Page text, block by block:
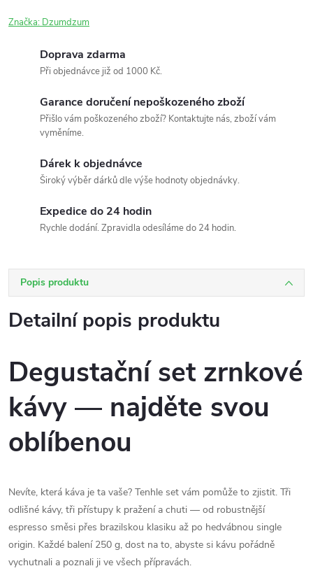
Značka: Dzumdzum
Doprava zdarma
Při objednávce již od 1000 Kč.
Garance doručení nepoškozeného zboží
Přišlo vám poškozeného zboží? Kontaktujte nás, zboží vám
vyměníme.
Dárek k objednávce
Široký výběr dárků dle výše hodnoty objednávky.
Expedice do 24 hodin
Rychle dodání. Zpravidla odesíláme do 24 hodin.
Popis produktu
Detailní popis produktu
Degustační set zrnkové
kávy — najděte svou
oblíbenou
Nevíte, která káva je ta vaše? Tenhle set vám pomůže to zjistit. Tři
odlišné kávy, tři přístupy k pražení a chuti — od robustnější
espresso směsi přes brazilskou klasiku až po hedvábnou single
origin. Každé balení 250 g, dost na to, abyste si kávu pořádně
vychutnali a poznali ji ve všech přípravách.